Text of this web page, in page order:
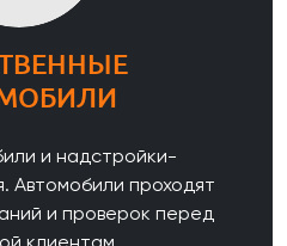
и надстройки-
Автомобили проходят
и проверок перед
клиентам